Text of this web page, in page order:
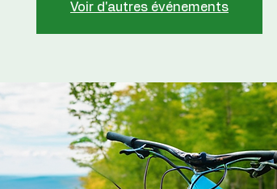
Voir d'autres événements